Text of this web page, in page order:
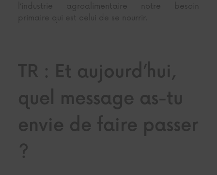
l’industrie agroalimentaire notre besoin
primaire qui est celui de se nourrir.
TR : Et aujourd’hui,
quel message as-tu
envie de faire passer
?